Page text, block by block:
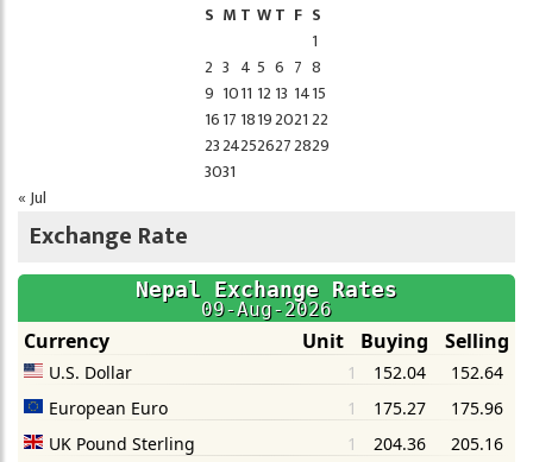
S M T WT F S
1
2 3 4 5 6 7 8
9 1011 12 13 1415
1617 1819202122
23242526272829
3031
« Jul
Exchange Rate